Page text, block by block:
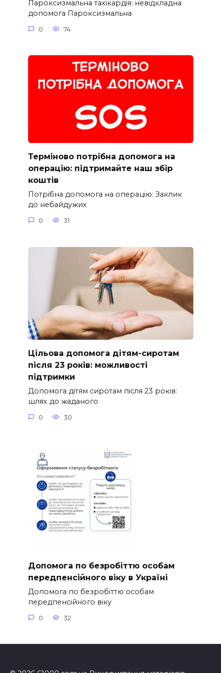
Пароксизмальна тахікардія: невідкладна
допомога Пароксизмальна
0 74
Терміново потрібна допомога на
операцію: підтримайте наш збір
коштів
Потрібна допомога на операцію: Заклик
до небайдужих
0 31
Цільова допомога дітям-сиротам
після 23 років: можливості
підтримки
Допомога дітям сиротам після 23 років:
шлях до жаданого
0 30
Допомога по безробіттю особам
передпенсійного віку в Україні
Допомога по безробіттю особам
передпенсійного віку
0 32